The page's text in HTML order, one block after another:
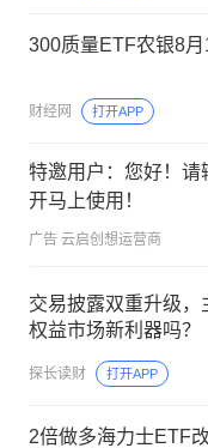
300质量ETF农银8
财经网 打开APP
特邀用户：您好！请
开马上使用！
广告 云启创想运营商
交易披露双重升级，
权益市场新利器吗？
探长读财 打开APP
2倍做多海力士ETF